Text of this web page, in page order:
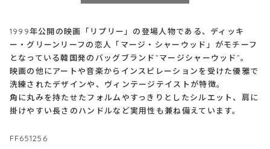
1999年公開の映画「リプリー」の登場人物である、ディッキ
ー・グリーンリーフの恋人「マージ・シャーウッド」がモチーフ
となっている韓国発のバッグブランド”マージシャーウッド”。
映画の他にアートや音楽からインスピレーションを受けた優雅で
洗練されたデザインや、ヴィンテージテイストが特徴。
角に丸みを持たせたフォルムやすっきりとしたシルエット、肩に
掛けやすい長さのハンドルなど実用性も兼ね備えています。
FF651256